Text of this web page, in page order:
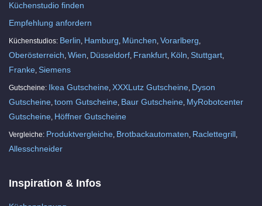
Küchenstudio finden
Empfehlung anfordern
Küchenstudios: Berlin Hamburg München Vorarlberg
Oberösterreich Wien Düsseldorf Frankfurt Köln Stuttgart
Franke Siemens
Gutscheine: Ikea Gutscheine XXXLutz Gutscheine Dyson
Gutscheine toom Gutscheine Baur Gutscheine MyRobotcenter
Gutscheine Höffner Gutscheine
Vergleiche: Produktvergleiche Brotbackautomaten Raclettegrill
Allesschneider
Inspiration & Infos